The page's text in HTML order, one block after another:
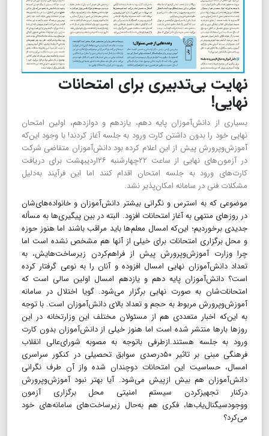
نهایت بی‌تدبیری برای امتحانات
نهایی!
بسیاری از دانش‌آموزان پایه دهم، یازدهم و دوازدهم، اولین امتحان
نهایی خود را بدون داشتن کارت ورود به جلسه آغاز کردند! با وجود این‌که
آموزش‌و‌پرورش پیش از این اعلام کرده بود دانش‌آموزان متقاضی شرکت
در آزمون‌های نهایی از ساعت ۲۲چهارشنبه ۲۶اردیبهشت برای دریافت
کارت‌های ورود به جلسه امتحان اقدام کنند اما این فرآیند به‌دلیل
مشکلات فنی در سامانه امکان‌پذیر نشد.
موضوعی که به استرس و نگرانی بیشتر دانش‌آموزان و خانواده‌های‌شان
در روزهای منتهی به آغاز امتحانات افزود. البته در بین پیگیری‌ها به مسأله
جدیدی برخوردیم؛ این‌که امسال معلم‌ها باید مراقب باشند اما هنوز حوزه
و محل برگزاری امتحانات برای خیلی از آنها هم مشخص نشده است اما
چرا وزارت آموزش‌و‌پرورش پیش از فراهم‌کردن زیرساخت‌هایش، به
تعداد دانش‌آموزان نهایی امسال افزوده و آنان را به نوعی گرفتار کرده
است؟ دانش‌آموزان پایه دهم و یازدهم امسال اولین سالی است که
امتحانات‌شان به صورت نهایی برگزار می‌شود. گویا اختلال در سامانه
آموزش‌و‌پرورش مربوط به حجم و تعداد بالای دانش‌آموزان است. با توجه
به این‌که اخبار متعددی هم از مسئولان مختلف این وزارتخانه در این
روزها بارها منتشر شده است اما هنوز خیلی از دانش‌آموزان بدون کارت
ورود به جلسه هستند.ازطرفی باتوجه به مصوبه شورای‌عالی انقلاب
فرهنگی مبنی بر تاثیر ۵۰‌درصدی سوابق تحصیلی در کنکور سراسری
امسال، حساسیت این امتحانات دوچندان شده واز آن طرف نگرانی
دانش‌آموزان هم بیش ازپیش می‌شود. آیا بهتر نبود آموزش‌و‌پرورش
درکنار تجهیز‌کردن سیستم امنیتی محل برگزاری آزمون
ووجودسیگنال‌یاب‌ها، فکری هم به‌حال زیرساخت‌های سامانه‌های خود
می‌کرد؟